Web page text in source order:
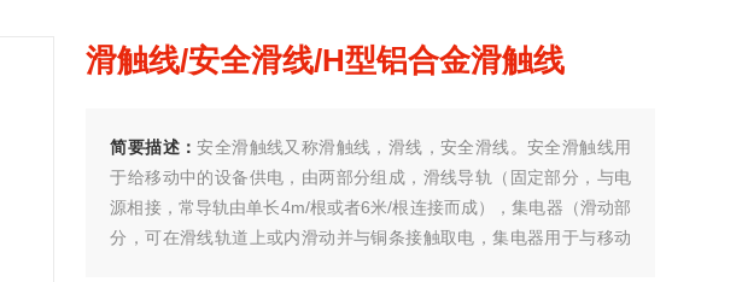
滑触线/安全滑线/H型铝合金滑触线
简要描述：安全滑触线又称滑触线，滑线，安全滑线。安全滑触线用
于给移动中的设备供电，由两部分组成，滑线导轨（固定部分，与电
源相接，常导轨由单长4m/根或者6米/根连接而成），集电器（滑动部
分，可在滑线轨道上或内滑动并与铜条接触取电，集电器用于与移动